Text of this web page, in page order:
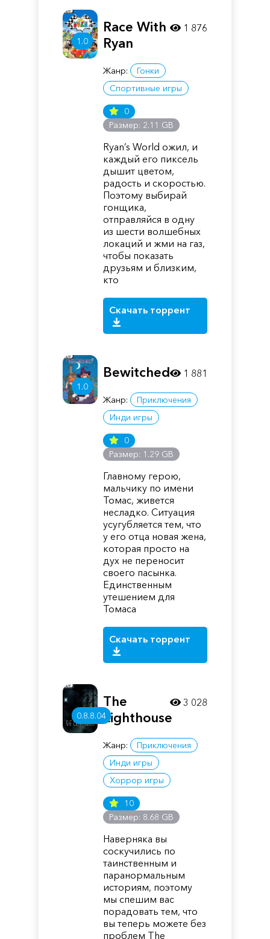
1.0
Race With
Ryan
Жанр:
Гонки
Спортивные игры
0
Размер: 2.11 GB
Ryan’s World ожил, и
каждый его пиксель
дышит цветом,
радость и скоростью.
Поэтому выбирай
гонщика,
отправляйся в одну
из шести волшебных
локаций и жми на газ,
чтобы показать
друзьям и близким,
кто
Скачать торрент
1 876
1.0
Bewitched
Жанр:
Приключения
Инди игры
0
Размер: 1.29 GB
Главному герою,
мальчику по имени
Томас, живется
несладко. Ситуация
усугубляется тем, что
у его отца новая жена,
которая просто на
дух не переносит
своего пасынка.
Единственным
утешением для
Томаса
Скачать торрент
1 881
0.8.8.04
The
Lighthouse
Жанр:
Приключения
Инди игры
Хоррор игры
10
Размер: 8.68 GB
Наверняка вы
соскучились по
таинственным и
паранормальным
историям, поэтому
мы спешим вас
порадовать тем, что
вы теперь можете без
проблем The
3 028